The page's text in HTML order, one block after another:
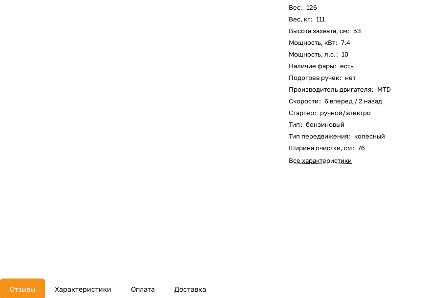
Вес: 126
Вес, кг: 111
Высота захвата, см: 53
Мощность, кВт: 7.4
Мощность, л.с.: 10
Наличие фары: есть
Подогрев ручек: нет
Производитель двигателя: MTD
Скорости: 6 вперед / 2 назад
Стартер: ручной/электро
Тип: бензиновый
Тип передвижения: колесный
Ширина очистки, см: 76
Все характеристики
Отзывы Характеристики Оплата Доставка
Получайте товарвыбранный способом
Оставшиеся75% будутсписываться
с вашей картыпо25%каждые 2 недели
об оплате Плайтом